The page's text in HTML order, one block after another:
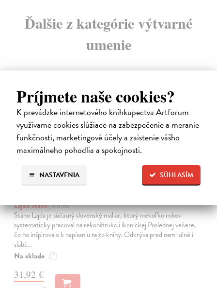
Príjmete naše cookies?
K prevádzke internetového kníhkupectva Artforum
využívame cookies slúžiace na zabezpečenie a meranie
funkčnosti, marketingové účely a zaistenie vášho
maximálneho pohodlia a spokojnosti.
SÚHLASÍM
NASTAVENIA
Ďalšie z kategórie výtvarné
umenie
na sklade
Lajda Stano| Kniha
Stano Lajda je súčasný slovenský maliar, ktorý niekoľko rokov
systematicky pracoval na rekonštrukcii ikonickej Poslednej večere,
čo ho inšpirovalo k napísaniu tejto knihy. Odkrýva pred nami silné i
slabé…
Na sklade ?
31,92 €